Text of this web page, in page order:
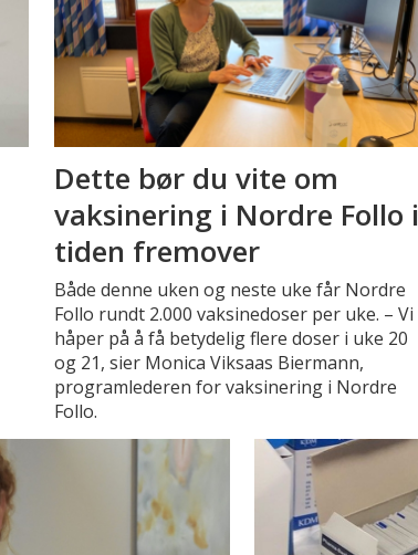
Dette bør du vite om
vaksinering i Nordre Follo i
tiden fremover
Både denne uken og neste uke får Nordre
Follo rundt 2.000 vaksinedoser per uke. – Vi
håper på å få betydelig flere doser i uke 20
og 21, sier Monica Viksaas Biermann,
programlederen for vaksinering i Nordre
Follo.